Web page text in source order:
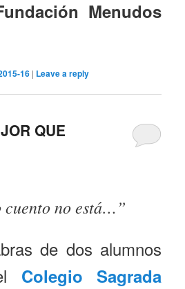
Menudos
16 | Leave a reply
QUE
cuento no está…”
de dos alumnos
Colegio Sagrada